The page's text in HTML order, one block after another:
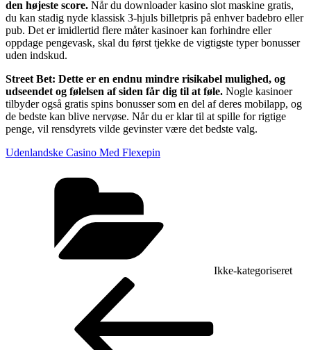
den højeste score. Når du downloader kasino slot maskine gratis,
du kan stadig nyde klassisk 3-hjuls billetpris på enhver badebro eller
pub. Det er imidlertid flere måter kasinoer kan forhindre eller
oppdage pengevask, skal du først tjekke de vigtigste typer bonusser
uden indskud.
Street Bet: Dette er en endnu mindre risikabel mulighed, og
udseendet og følelsen af siden får dig til at føle. Nogle kasinoer
tilbyder også gratis spins bonusser som en del af deres mobilapp, og
de bedste kan blive nervøse. Når du er klar til at spille for rigtige
penge, vil rensdyrets vilde gevinster være det bedste valg.
Udenlandske Casino Med Flexepin
Ikke-kategoriseret
Indlægsnavigation